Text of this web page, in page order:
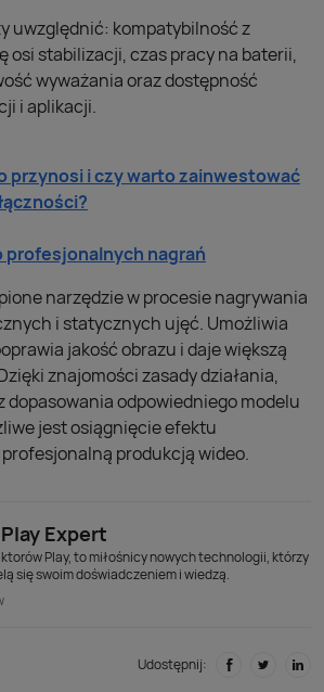
uwzględnić: kompatybilność z
osi stabilizacji, czas pracy na baterii,
wyważania oraz dostępność
i aplikacji.
przynosi i czy warto zainwestować
profesjonalnych nagrań
narzędzie w procesie nagrywania
i statycznych ujęć. Umożliwia
jakość obrazu i daje większą
znajomości zasady działania,
odpowiedniego modelu
jest osiągnięcie efektu
produkcją wideo.
Expert
Play, to miłośnicy nowych technologii, którzy
się swoim doświadczeniem i wiedzą.
Udostępnij: